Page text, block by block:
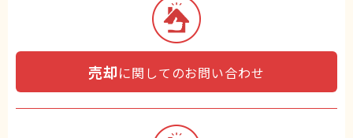
売却に関してのお問い合わせ